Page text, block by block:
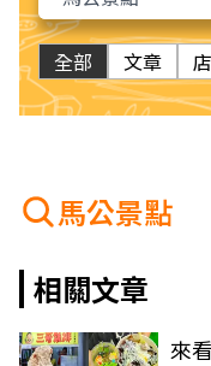
全部 文章
馬公景點
相關文章
來